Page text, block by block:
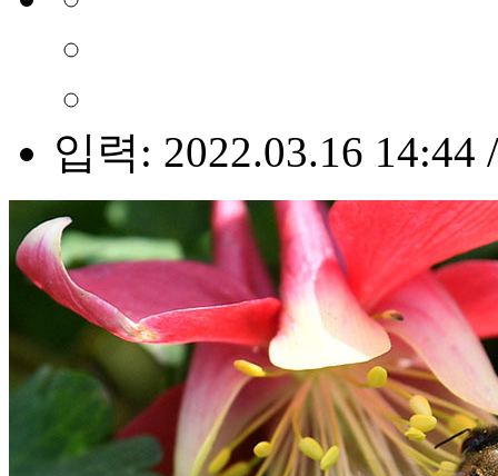
입력: 2022.03.16 14:44